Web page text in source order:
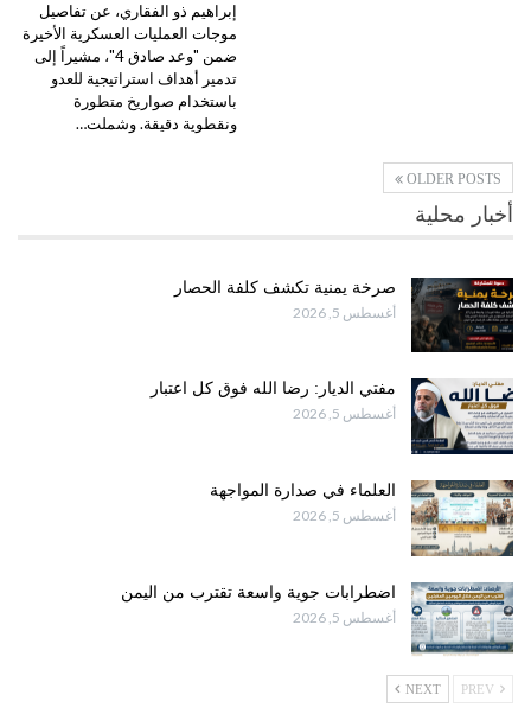
إبراهيم ذو الفقاري، عن تفاصيل
موجات العمليات العسكرية الأخيرة
ضمن "وعد صادق 4"، مشيراً إلى
تدمير أهداف استراتيجية للعدو
باستخدام صواريخ متطورة
ونقطوية دقيقة. وشملت…
OLDER POSTS
أخبار محلية
صرخة يمنية تكشف كلفة الحصار
أغسطس 5, 2026
مفتي الديار: رضا الله فوق كل اعتبار
أغسطس 5, 2026
العلماء في صدارة المواجهة
أغسطس 5, 2026
اضطرابات جوية واسعة تقترب من اليمن
أغسطس 5, 2026
NEXT